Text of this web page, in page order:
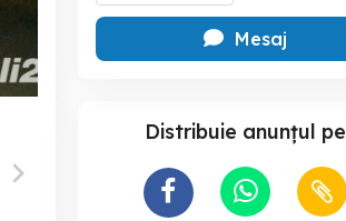
Mesaj
Distribuie anunțul pe